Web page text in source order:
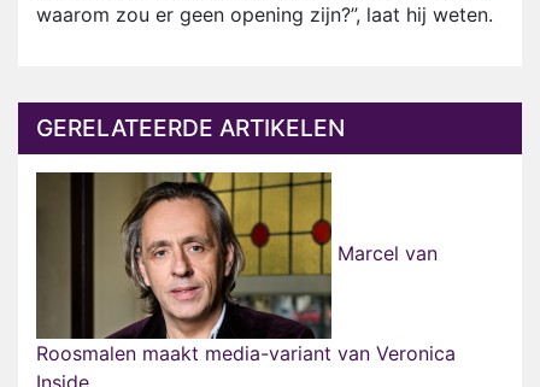
waarom zou er geen opening zijn?”, laat hij weten.
GERELATEERDE ARTIKELEN
Marcel van
Roosmalen maakt media-variant van Veronica